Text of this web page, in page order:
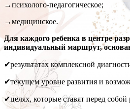
→психолого-педагогическое;
→медицинское.
Для каждого ребенка в центре
индивидуальный маршрут,
✔результатах комплексной
✔текущем уровне развития и
✔целях, которые ставят перед собой